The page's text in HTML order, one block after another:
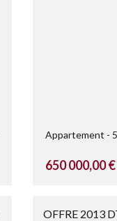
Appartement
650 000,00 €
OFFRE 2013